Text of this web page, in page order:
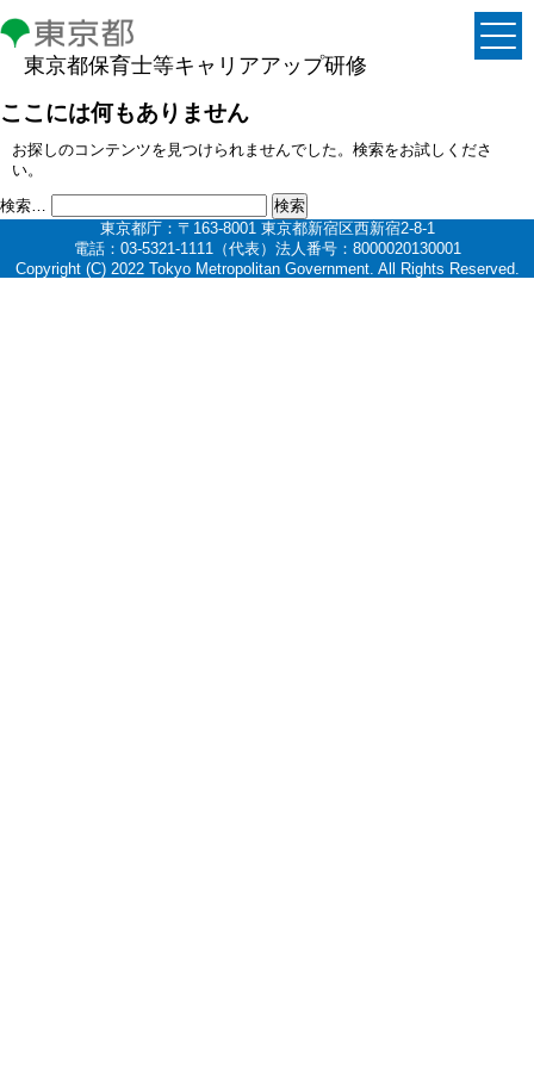
東京都保育士等キャリアアップ研修
ここには何もありません
お探しのコンテンツを見つけられませんでした。検索をお試しくださ
い。
検索…
東京都庁：〒163-8001 東京都新宿区西新宿2-8-1
電話：03-5321-1111（代表）法人番号：8000020130001
Copyright (C) 2022 Tokyo Metropolitan Government. All Rights Reserved.